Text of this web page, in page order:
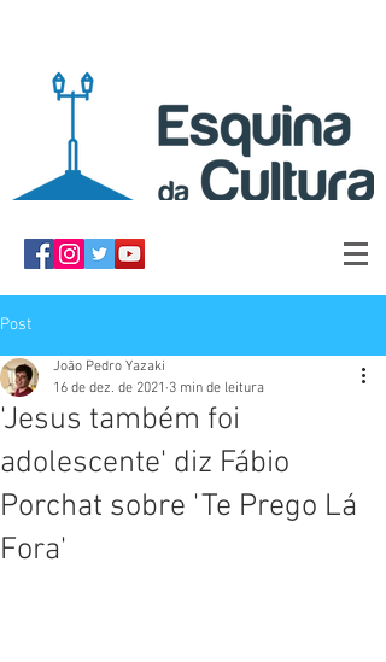
Post
'Jesus também foi
adolescente' diz Fábio
Porchat sobre 'Te Prego Lá
Fora'
João Pedro Yazaki
16 de dez. de 2021 3 min de leitura